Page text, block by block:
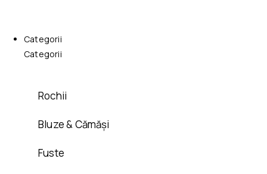
Categorii
Categorii
Rochii
Bluze & Cămăși
Fuste